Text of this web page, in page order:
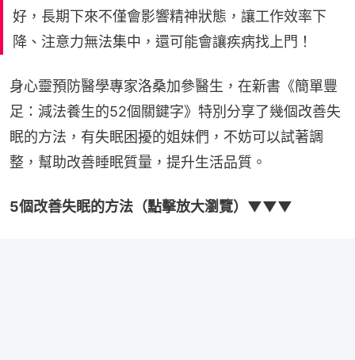
好，長期下來不僅會影響精神狀態，讓工作效率下
降、注意力無法集中，還可能會讓疾病找上門！
身心靈預防醫學專家洛桑加參醫生，在新書《簡單豐
足：減法養生的52個關鍵字》特別分享了幾個改善失
眠的方法，有失眠困擾的姐妹們，不妨可以試著調
整，幫助改善睡眠質量，提升生活品質。
5個改善失眠的方法（點擊放大瀏覽）▼▼▼